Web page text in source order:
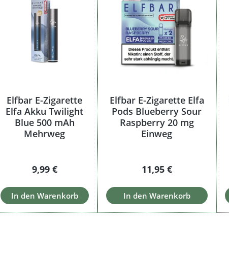
Elfbar E-Zigarette
Elfa Akku Twilight
Blue 500 mAh
Mehrweg
Regulärer Preis:
9,99 €
In den Warenkorb
Elfbar E-Zigarette Elfa
Pods Blueberry Sour
Raspberry 20 mg
Einweg
Regulärer Preis:
11,95 €
In den Warenkorb